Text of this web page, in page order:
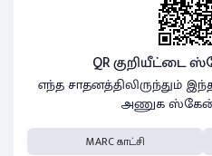
QR குறியீட்டை
எந்த சாதனத்திலிருந்தும்
அணுக ஸ்கேன்
MARC காட்சி